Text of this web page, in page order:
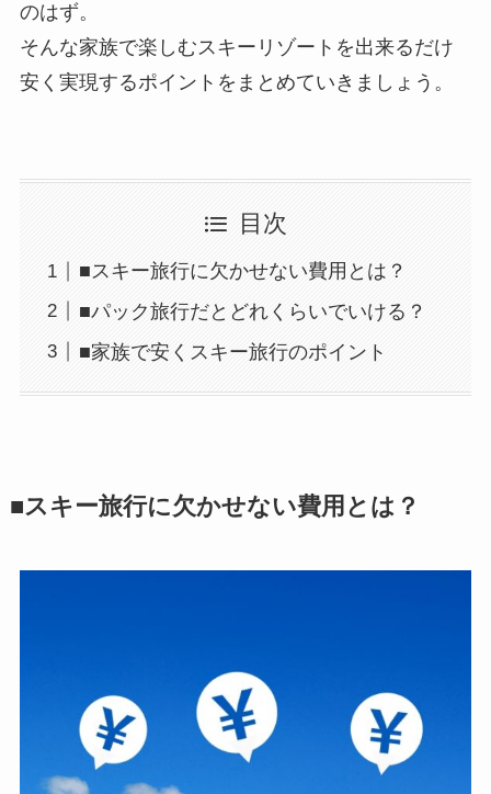
のはず。
そんな家族で楽しむスキーリゾートを出来るだけ
安く実現するポイントをまとめていきましょう。
目次
■スキー旅行に欠かせない費用とは？
■パック旅行だとどれくらいでいける？
■家族で安くスキー旅行のポイント
■スキー旅行に欠かせない費用とは？